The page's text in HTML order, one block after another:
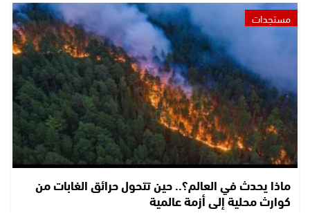
مستجدات
ماذا يحدث في العالم؟.. حين تتحول حرائق الغابات من
كوارث محلية إلى أزمة عالمية